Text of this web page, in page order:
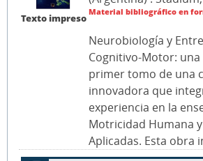
Texto impreso
Material bibliográfico en
Neurobiología y
Cognitivo-Motor:
primer tomo de una
innovadora que
experiencia en la
Motricidad Humana
Aplicadas. Esta obra